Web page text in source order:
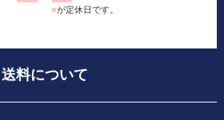
■が定休日です。
送料について